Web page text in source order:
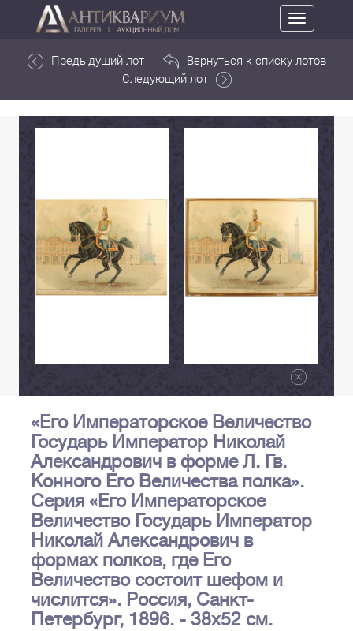
Toggle
navigation
Предыдущий лот
Вернуться к списку лотов
Следующий лот
«Его Императорское Величество
Государь Император Николай
Александрович в форме Л. Гв.
Конного Его Величества полка».
Серия «Его Императорское
Величество Государь Император
Николай Александрович в
формах полков, где Его
Величество состоит шефом и
числится». Россия, Санкт-
Петербург, 1896. - 38х52 см.